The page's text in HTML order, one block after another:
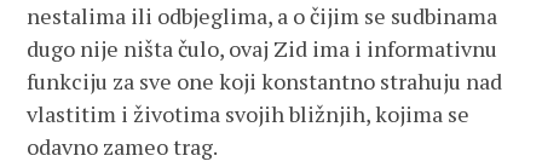
nestalima ili odbjeglima, a o čijim se sudbinama
dugo nije ništa čulo, ovaj Zid ima i informativnu
funkciju za sve one koji konstantno strahuju nad
vlastitim i životima svojih bližnjih, kojima se
odavno zameo trag.